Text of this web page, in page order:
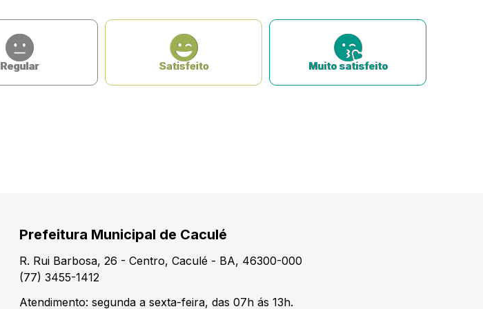
Regular Satisfeito Muito satisfeito
Prefeitura Municipal de Caculé
R. Rui Barbosa, 26 - Centro, Caculé - BA, 46300-000
(77) 3455-1412
Atendimento: segunda a sexta-feira, das 07h ás 13h.